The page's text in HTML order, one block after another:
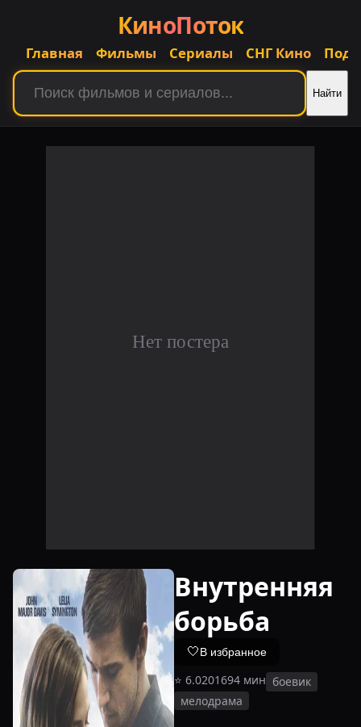
КиноПоток
Главная Фильмы Сериалы СНГ Кино
Найти
Внутренняя
борьба
🤍В избранное
⭐ 6.0201694 мин боевик
мелодрама